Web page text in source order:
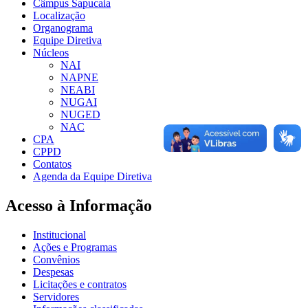
Câmpus Sapucaia
Localização
Organograma
Equipe Diretiva
Núcleos
NAI
NAPNE
NEABI
NUGAI
NUGED
NAC
CPA
CPPD
Contatos
Agenda da Equipe Diretiva
Acesso à Informação
Institucional
Ações e Programas
Convênios
Despesas
Licitações e contratos
Servidores